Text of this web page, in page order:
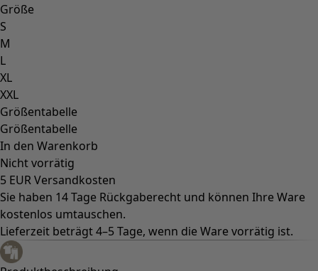
Größe
S
M
L
XL
XXL
Größentabelle
Größentabelle
In den Warenkorb
Nicht vorrätig
5 EUR Versandkosten
Sie haben 14 Tage Rückgaberecht und können Ihre Ware
kostenlos umtauschen.
Lieferzeit beträgt 4–5 Tage, wenn die Ware vorrätig ist.